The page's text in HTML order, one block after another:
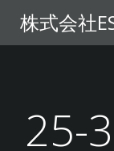
株式会社
25-